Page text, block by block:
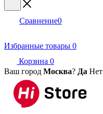
Сравнение0
Избранные товары 0
Корзина 0
Ваш город Москва? Да Нет